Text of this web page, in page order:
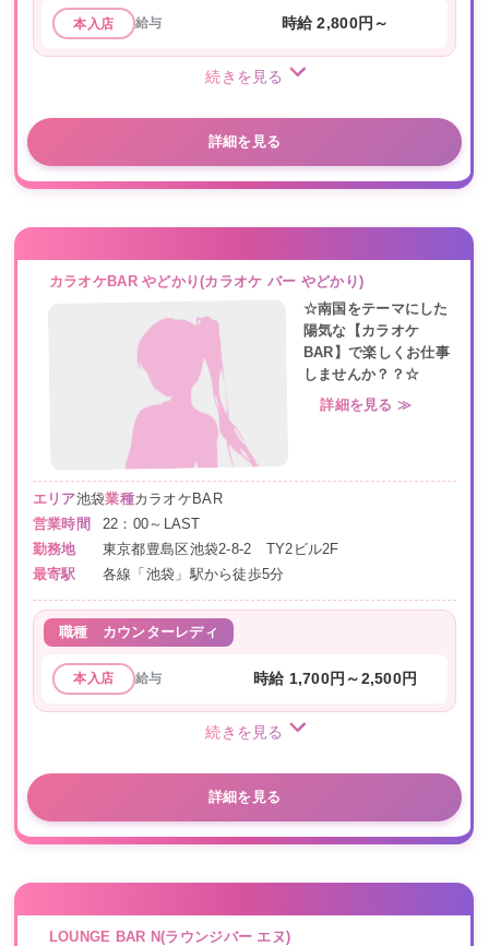
本入店 給与 時給 2,800円～
続きを見る
詳細を見る
カラオケBAR やどかり(カラオケ バー やどかり)
☆南国をテーマにした
陽気な【カラオケ
BAR】で楽しくお仕事
しませんか？？☆
詳細を見る ≫
エリア池袋業種カラオケBAR
営業時間
22：00～LAST
勤務地
東京都豊島区池袋2-8-2 TY2ビル2F
最寄駅
各線「池袋」駅から徒歩5分
職種 カウンターレディ
本入店 給与 時給 1,700円～2,500円
続きを見る
詳細を見る
LOUNGE BAR N(ラウンジバー エヌ)